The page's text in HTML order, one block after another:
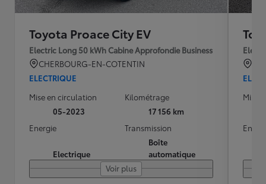
Toyota Proace City EV
Electric Long 50 kWh Cabine Approfondie Business
CHERBOURG-EN-COTENTIN
ELECTRIQUE
Mise en circulation
05-2023
Kilométrage
17 156 km
Energie
Electrique
Transmission
Boîte
automatique
Voir plus
Mise